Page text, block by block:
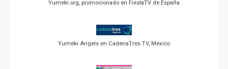
Yumeki.org, promocionado en FiestaTV de España
Yumeki Angels en CadenaTres TV, Mexico